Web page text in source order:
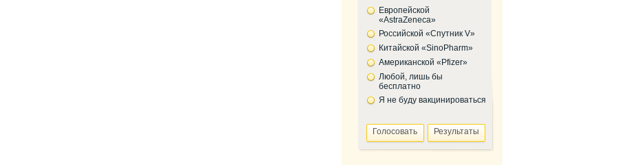
Европейской
«AstraZeneca»
Российской «Спутник V»
Китайской «SinoPharm»
Американской «Pfizer»
Любой, лишь бы
бесплатно
Я не буду вакцинироваться